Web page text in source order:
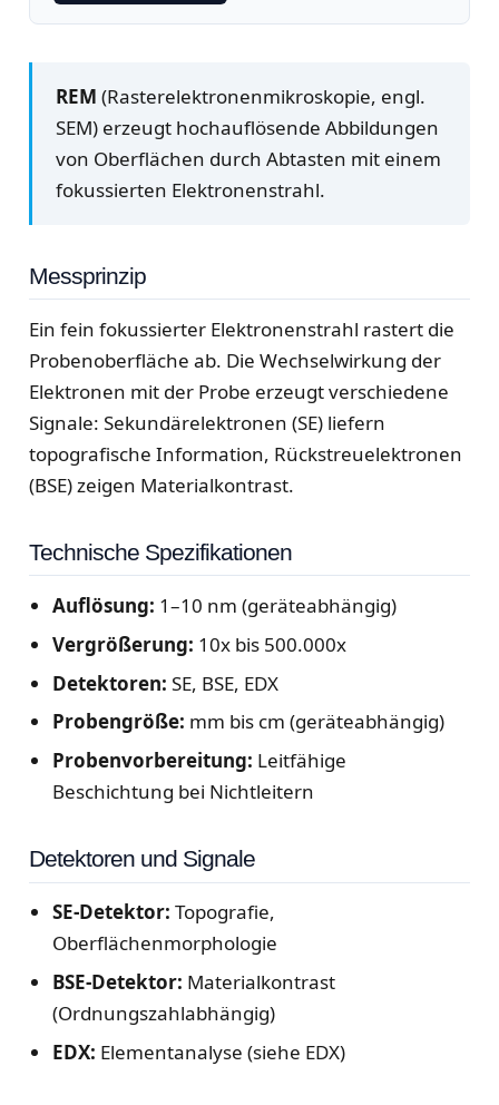
REM (Rasterelektronenmikroskopie, engl.
SEM) erzeugt hochauflösende Abbildungen
von Oberflächen durch Abtasten mit einem
fokussierten Elektronenstrahl.
Messprinzip
Ein fein fokussierter Elektronenstrahl rastert die
Probenoberfläche ab. Die Wechselwirkung der
Elektronen mit der Probe erzeugt verschiedene
Signale: Sekundärelektronen (SE) liefern
topografische Information, Rückstreuelektronen
(BSE) zeigen Materialkontrast.
Technische Spezifikationen
Auflösung: 1–10 nm (geräteabhängig)
Vergrößerung: 10x bis 500.000x
Detektoren: SE, BSE, EDX
Probengröße: mm bis cm (geräteabhängig)
Probenvorbereitung: Leitfähige
Beschichtung bei Nichtleitern
Detektoren und Signale
SE-Detektor: Topografie,
Oberflächenmorphologie
BSE-Detektor: Materialkontrast
(Ordnungszahlabhängig)
EDX: Elementanalyse (siehe EDX)